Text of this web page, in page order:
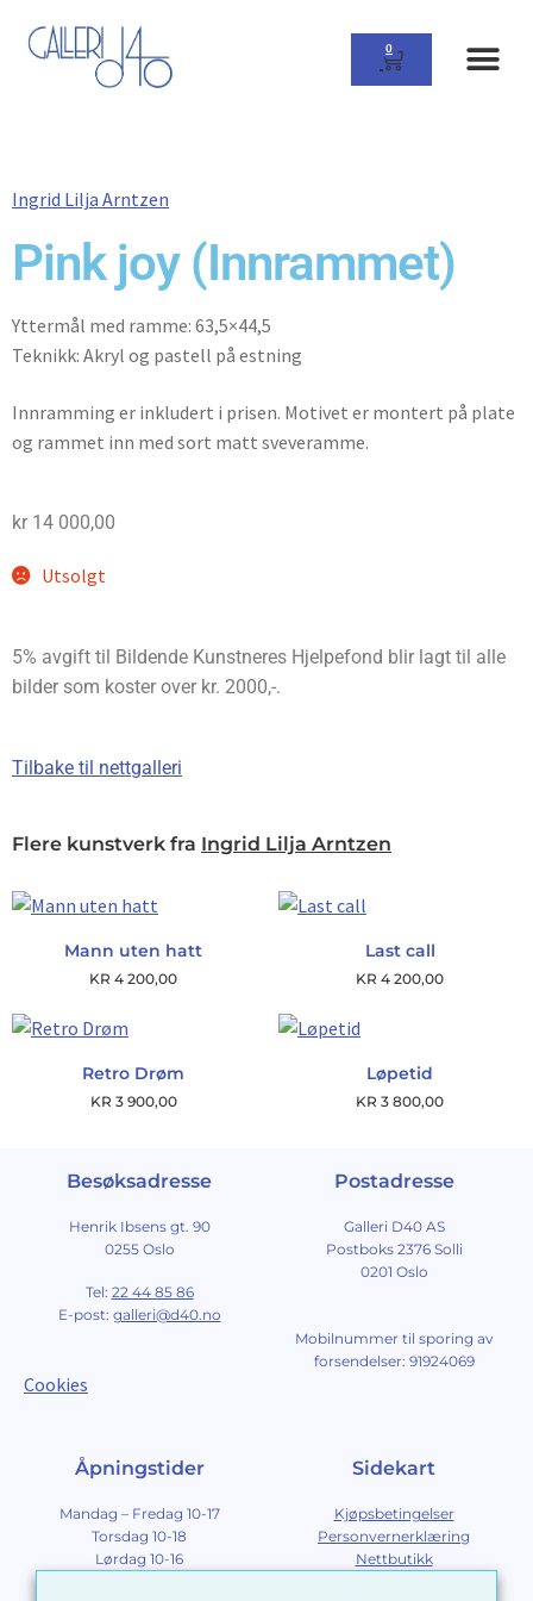
0
Ingrid Lilja Arntzen
Pink joy (Innrammet)
Yttermål med ramme: 63,5×44,5
Teknikk: Akryl og pastell på estning
Innramming er inkludert i prisen. Motivet er montert på plate
og rammet inn med sort matt sveveramme.
kr 14 000,00
Utsolgt
5% avgift til Bildende Kunstneres Hjelpefond blir lagt til alle
bilder som koster over kr. 2000,-.
Tilbake til nettgalleri
Flere kunstverk fra Ingrid Lilja Arntzen
Mann uten hatt
KR 4 200,00
Last call
KR 4 200,00
Retro Drøm
KR 3 900,00
Løpetid
KR 3 800,00
Besøksadresse
Henrik Ibsens gt. 90
0255 Oslo
Tel: 22 44 85 86
E-post: galleri@d40.no
Cookies
Postadresse
Galleri D40 AS
Postboks 2376 Solli
0201 Oslo
Mobilnummer til sporing av
forsendelser: 91924069
Åpningstider
Mandag – Fredag 10-17
Torsdag 10-18
Lørdag 10-16
Sidekart
Kjøpsbetingelser
Personvernerklæring
Nettbutikk